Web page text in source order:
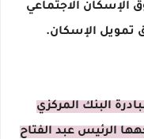
الإسكان الاجتماعي
تمويل الإسكان.
البنك المركزي
الرئيس عبد الفتاح